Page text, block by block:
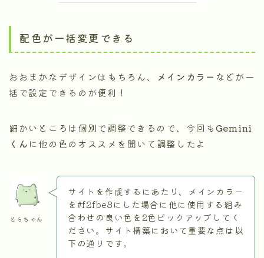
配色が一括変更できる
おおまかなデザインはもちろん、 メインカラー などが一
括で設定できるのが便利！
細かいところは個別で調整できるので、今回もGemini
くん に他の色のオススメを聞いて調整したよ
とらちゃん
サイトを作成するにあたり、メインカラー
を#f2fbe8にした場合に他に使用する組み
合わせの良い色を2色ピックアップしてく
ださい。サイト構築において重要な点は以
下の通りです。